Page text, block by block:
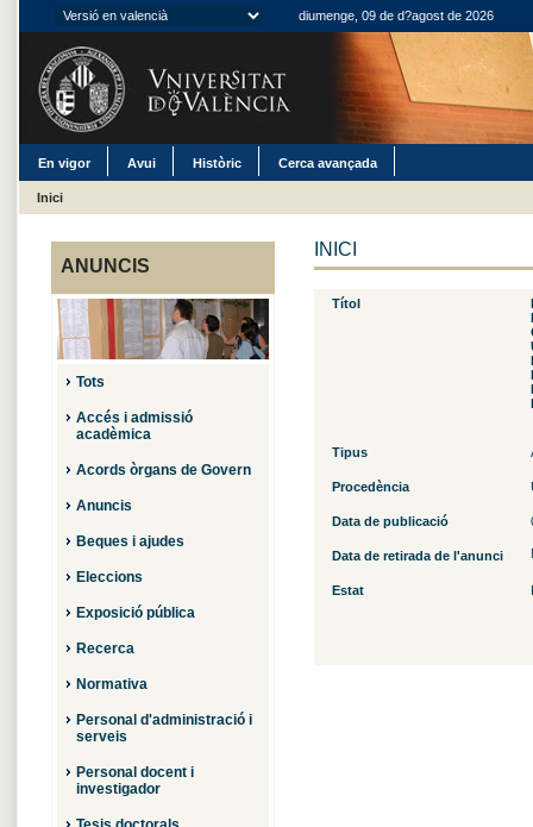
diumenge, 09 de d?agost de 2026
En vigor Avui Històric Cerca avançada
Inici
ANUNCIS
Tots
Accés i admissió
acadèmica
Acords òrgans de Govern
Anuncis
Beques i ajudes
Eleccions
Exposició pública
Recerca
Normativa
Personal d'administració i
serveis
Personal docent i
investigador
INICI
Títol
Tipus
Procedència
Data de publicació
Data de retirada de l'anunci
Estat